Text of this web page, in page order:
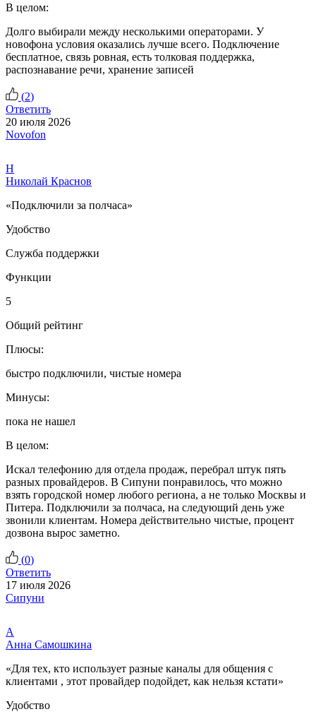
В целом:
Долго выбирали между несколькими операторами. У
новофона условия оказались лучше всего. Подключение
бесплатное, связь ровная, есть толковая поддержка,
распознавание речи, хранение записей
(2)
Ответить
20 июля 2026
Novofon
Н
Николай Краснов
«Подключили за полчаса»
Удобство
Служба поддержки
Функции
5
Общий рейтинг
Плюсы:
быстро подключили, чистые номера
Минусы:
пока не нашел
В целом:
Искал телефонию для отдела продаж, перебрал штук пять
разных провайдеров. В Сипуни понравилось, что можно
взять городской номер любого региона, а не только Москвы и
Питера. Подключили за полчаса, на следующий день уже
звонили клиентам. Номера действительно чистые, процент
дозвона вырос заметно.
(0)
Ответить
17 июля 2026
Сипуни
А
Анна Самошкина
«Для тех, кто использует разные каналы для общения с
клиентами , этот провайдер подойдет, как нельзя кстати»
Удобство